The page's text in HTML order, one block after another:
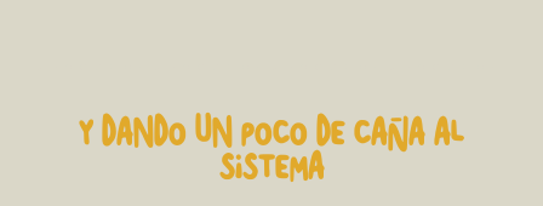
Y DANDO UN POCO DE CAÑA AL
SISTEMA